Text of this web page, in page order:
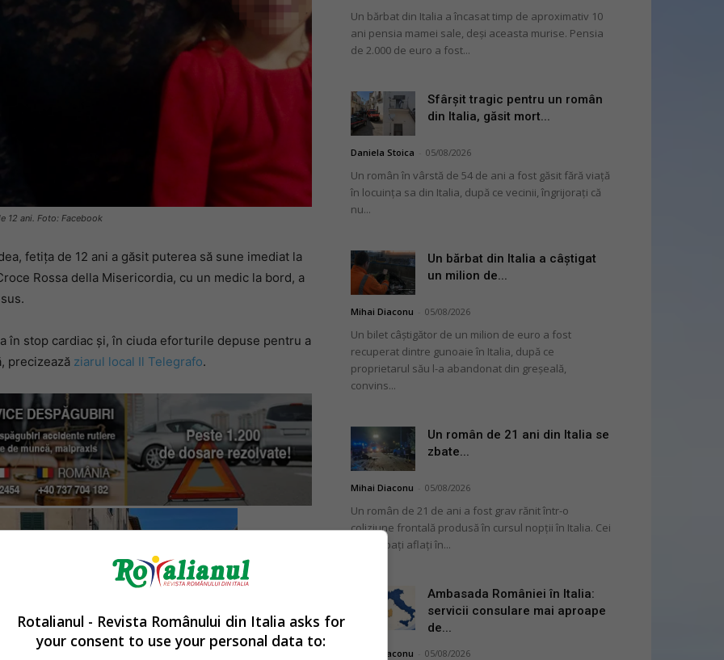
12 ani. Foto: Facebook
fetița de 12 ani a găsit puterea să sune imediat la
Rossa della Misericordia, cu un medic la bord, a
în stop cardiac și, în ciuda eforturile depuse pentru a
precizează ziarul local Il Telegrafo.
Un bărbat din Italia a încasat timp de aproximativ 10
ani pensia mamei sale, deși aceasta murise. Pensia
de 2.000 de euro a fost...
Sfârșit tragic pentru un român
din Italia, găsit mort...
Daniela Stoica 05/08/2026
Un român în vârstă de 54 de ani a fost găsit fără viață
în locuința sa din Italia, după ce vecinii, îngrijorați că
nu...
Un bărbat din Italia a câștigat
un milion de...
Mihai Diaconu 05/08/2026
Un bilet câștigător de un milion de euro a fost
recuperat dintre gunoaie în Italia, după ce
proprietarul său l-a abandonat din greșeală,
convins...
Un român de 21 ani din Italia se
zbate...
Mihai Diaconu 05/08/2026
Un român de 21 de ani a fost grav rănit într-o
coliziune frontală produsă în cursul nopții în Italia. Cei
doi bărbați aflați în...
Ambasada României în Italia:
servicii consulare mai aproape
de...
Mihai Diaconu 05/08/2026
Rotalianul - Revista Românului din Italia asks for
your consent to use your personal data to: